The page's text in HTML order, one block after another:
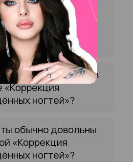
специалистов на
оказывают
«Коррекция
ногтей»?
специалиста в
«Коррекция
ногтей»?
обычно довольны
«Коррекция
ногтей»?